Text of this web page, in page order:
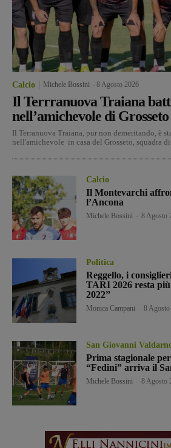
Calcio Michele Bossini 8 Agosto 2026
Il Terrranuova Traiana
nell’amichevole di Grosseto
Il Terranuova Traiana, pur non demeritando, è
nell'amichevole in casa del Grosseto, squadra di
Calcio
Il Montevarchi
l’Ancona
Michele Bossini 8 Agosto
Politica
Reggello, i
TARI 2026 resta
2022”
Monica Campani 8
San Giovanni
Prima stagionale
“Fedini” arriva il
Michele Bossini 8 Agosto